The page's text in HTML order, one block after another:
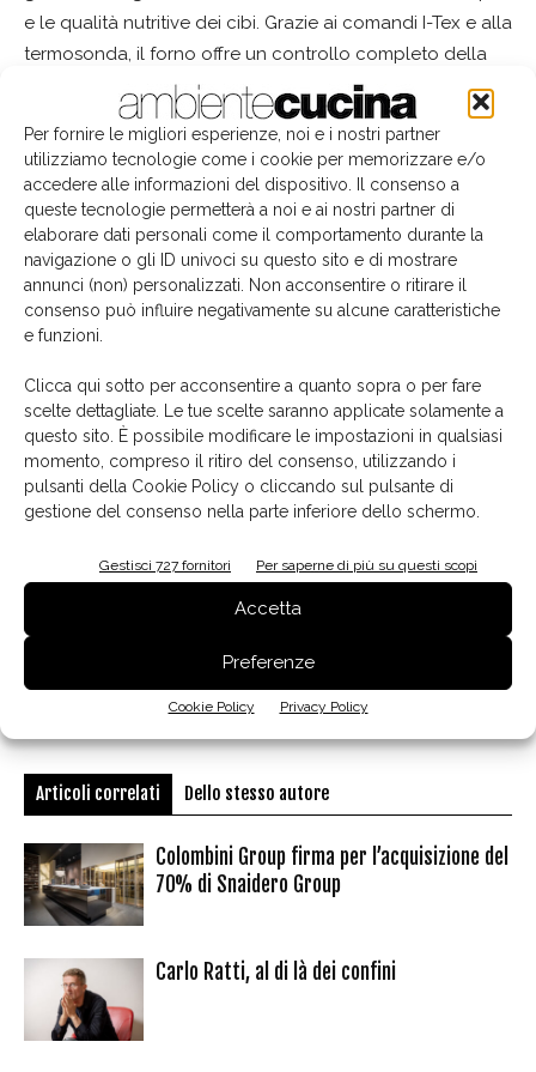
Per fornire le migliori esperienze, noi e i nostri partner
utilizziamo tecnologie come i cookie per memorizzare e/o
accedere alle informazioni del dispositivo. Il consenso a
queste tecnologie permetterà a noi e ai nostri partner di
elaborare dati personali come il comportamento durante la
navigazione o gli ID univoci su questo sito e di mostrare
annunci (non) personalizzati. Non acconsentire o ritirare il
consenso può influire negativamente su alcune caratteristiche
e funzioni.
Clicca qui sotto per acconsentire a quanto sopra o per fare
scelte dettagliate. Le tue scelte saranno applicate solamente a
questo sito. È possibile modificare le impostazioni in qualsiasi
momento, compreso il ritiro del consenso, utilizzando i
pulsanti della Cookie Policy o cliccando sul pulsante di
gestione del consenso nella parte inferiore dello schermo.
Gestisci 727 fornitori Per saperne di più su questi scopi
Accetta
Preferenze
Cookie Policy Privacy Policy
e le qualità nutritive dei cibi. Grazie ai comandi I-Tex e alla
termosonda, il forno offre un controllo completo della
L'altro elettrodomestico AEG èil piano a induzione
SenseCook Fry, capace di rendere l’esperienza ai
fornelli semplice e appagante: la sua avanzata
tecnologiariconosce in maniera automatica la
pentola, suggerisce quando iniziare la cottura e imposta
la temperatura ottimale per ogni varietà di alimento,
monitorando la preparazione passo dopo passo.
Accendi la tua idea
electrolux
General Manager Cluster Italia Electrolux
Twitter
Articoli correlati Dello stesso autore
Colombini Group firma per l’acquisizione del
70% di Snaidero Group
Carlo Ratti, al di là dei confini